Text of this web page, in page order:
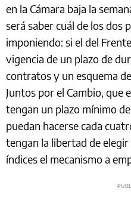
en la Cámara baja la
será saber cuál de los dos
imponiendo: si el del
vigencia de un plazo de
contratos y un esquema
Juntos por el Cambio, que
tengan un plazo mínimo
puedan hacerse cada
tengan la libertad de
índices el mecanismo a